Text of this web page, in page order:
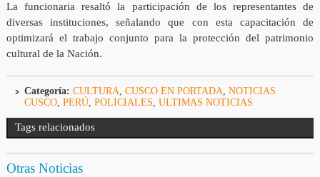
La funcionaria resaltó la participación de los representantes de
diversas instituciones, señalando que con esta capacitación de
optimizará el trabajo conjunto para la protección del patrimonio
cultural de la Nación.
Categoría: CULTURA, CUSCO EN PORTADA, NOTICIAS
CUSCO, PERÚ, POLICIALES, ULTIMAS NOTICIAS
Tags relacionados
Otras Noticias